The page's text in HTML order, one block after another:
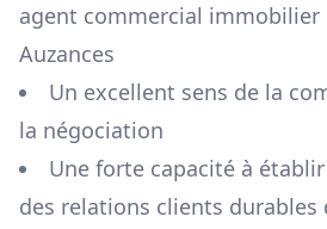
agent commercial immobilier
Auzances
Un excellent sens de la
la négociation
Une forte capacité à
des relations clients durables